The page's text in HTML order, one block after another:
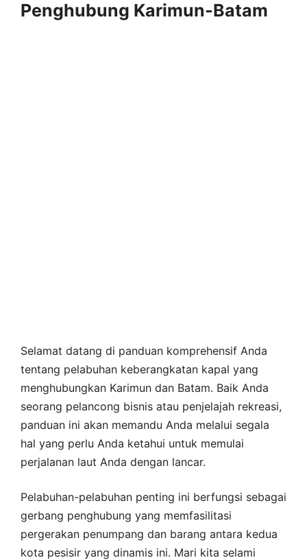
Penghubung Karimun-Batam
Selamat datang di panduan komprehensif Anda
tentang pelabuhan keberangkatan kapal yang
menghubungkan Karimun dan Batam. Baik Anda
seorang pelancong bisnis atau penjelajah rekreasi,
panduan ini akan memandu Anda melalui segala
hal yang perlu Anda ketahui untuk memulai
perjalanan laut Anda dengan lancar.
Pelabuhan-pelabuhan penting ini berfungsi sebagai
gerbang penghubung yang memfasilitasi
pergerakan penumpang dan barang antara kedua
kota pesisir yang dinamis ini. Mari kita selami